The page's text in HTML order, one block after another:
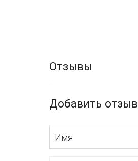
Отзывы
Добавить отзыв